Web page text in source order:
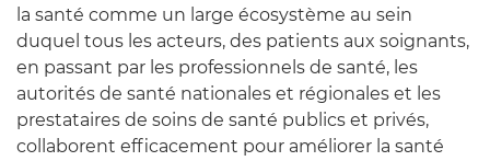
la santé comme un large écosystème au sein
duquel tous les acteurs, des patients aux soignants,
en passant par les professionnels de santé, les
autorités de santé nationales et régionales et les
prestataires de soins de santé publics et privés,
collaborent efficacement pour améliorer la santé